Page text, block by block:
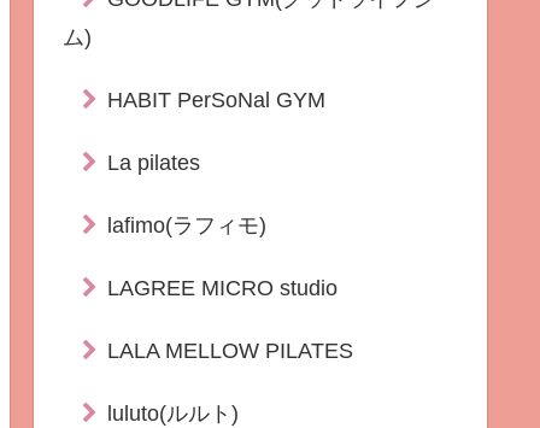
ム)
HABIT PerSoNal GYM
La pilates
lafimo(ラフィモ)
LAGREE MICRO studio
LALA MELLOW PILATES
luluto(ルルト)